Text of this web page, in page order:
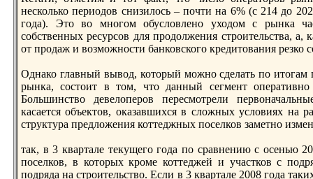
несколько периодов снизилось – почти на 6% (с 214 до
года). Это во многом обусловлено уходом с рынка
собственных ресурсов для продолжения строительства, а,
от продаж и возможности банковского кредитования резко
Однако главный вывод, который можно сделать по итогам
рынка, состоит в том, что данный сегмент
Большинство девелоперов пересмотрели
касается объектов, оказавшихся в сложных условиях на
структура предложения коттеджных поселков заметно
тaк, в 3 квартaле текущего года по сравнению с осенью
поселков, в которых кроме коттеджей и участков с
подряда на строительство. Если в 3 квартaле 2008 года